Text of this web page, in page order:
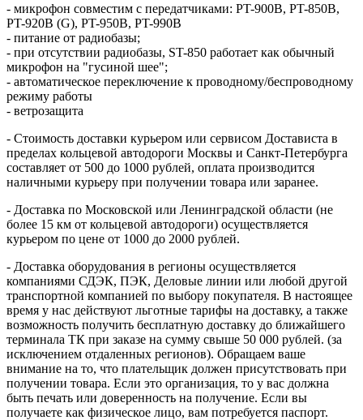
- микрофон совместим с передатчиками: PT-900B, PT-850B,
PT-920B (G), PT-950B, PT-990B
- питание от радиобазы;
- при отсутствии радиобазы, ST-850 работает как обычный
микрофон на "гусиной шее";
- автоматическое переключение к проводному/беспроводному
режиму работы
- ветрозащита
- Стоимость доставки курьером или сервисом Достависта в
пределах кольцевой автодороги Москвы и Санкт-Петербурга
составляет от 500 до 1000 рублей, оплата производится
наличными курьеру при получении товара или заранее.
- Доставка по Московской или Ленинградской области (не
более 15 км от кольцевой автодороги) осуществляется
курьером по цене от 1000 до 2000 рублей.
- Доставка оборудования в регионы осуществляется
компаниями СДЭК, ПЭК, Деловые линии или любой другой
транспортной компанией по выбору покупателя. В настоящее
время у нас действуют льготные тарифы на доставку, а также
возможность получить бесплатную доставку до ближайшего
терминала ТК при заказе на сумму свыше 50 000 рублей. (за
исключением отдаленных регионов). Обращаем ваше
внимание на то, что плательщик должен присутствовать при
получении товара. Если это организация, то у вас должна
быть печать или доверенность на получение. Если вы
получаете как физическое лицо, вам потребуется паспорт.